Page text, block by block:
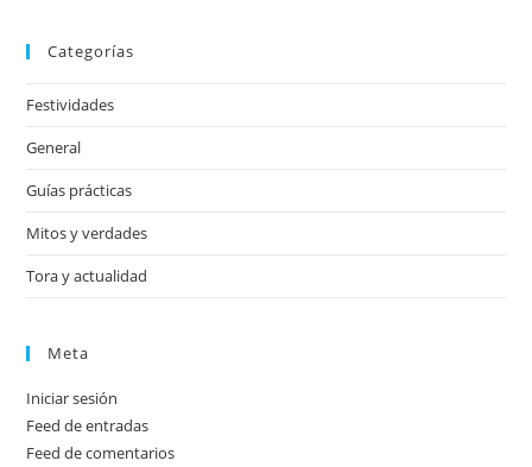
Categorías
Festividades
General
Guías prácticas
Mitos y verdades
Tora y actualidad
Meta
Iniciar sesión
Feed de entradas
Feed de comentarios